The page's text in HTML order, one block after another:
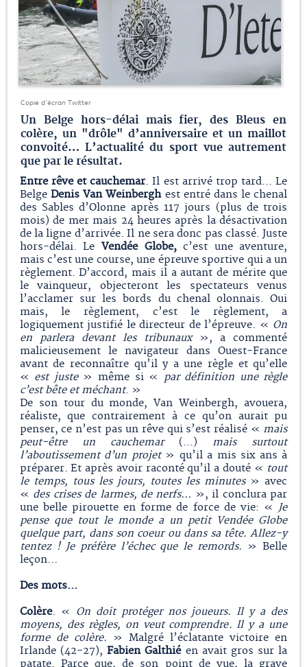
Copie d'écran Twitter
Un Belge hors-délai mais fier, des Bleus en
colère, un "drôle" d’anniversaire et un maillot
convoité… L’actualité du sport vue autrement
que par le résultat.
Entre rêve et cauchemar. Il est arrivé trop tard... Le
Belge Denis Van Weinberghest entré dans le chenal
des Sables d’Olonne après 117 jours (plus de trois
mois) de mer mais 24 heures après la désactivation
de la ligne d’arrivée. Il ne sera donc pas classé. Juste
hors-délai. Le Vendée Globe,c’est une aventure,
mais c’est une course, une épreuve sportive qui a un
règlement. D’accord, mais il a autant de mérite que
le vainqueur, objecteront les spectateurs venus
l’acclamer sur les bords du chenal olonnais. Oui
mais, le règlement, c’est le règlement, a
logiquement justifié le directeur de l’épreuve. « On
en parlera devant les tribunaux», a commenté
malicieusement le navigateur dans Ouest-France
avant de reconnaître qu’il y a une règle et qu’elle
« est juste » même si « par définition une règle
c’est bête et méchant. »
De son tour du monde, Van Weinbergh, avouera,
réaliste, que contrairement à ce qu’on aurait pu
penser, ce n’est pas un rêve qui s’est réalisé « mais
peut-être un cauchemar(…) mais surtout
l’aboutissement d’un projet» qu’il a mis six ans à
préparer. Et après avoir raconté qu’il a douté « tout
le temps, tous les jours, toutes les minutes» avec
« des crises de larmes, de nerfs... », il conclura par
une belle pirouette en forme de force de vie: « Je
pense que tout le monde a un petit Vendée Globe
quelque part, dans son coeur ou dans sa tête. Allez-y
tentez ! Je préfère l’échec que le remords. » Belle
leçon…
Des mots...
Colère. « On doit protéger nos joueurs. Il y a des
moyens, des règles, on veut comprendre. Il y a une
forme de colère. » Malgré l’éclatante victoire en
Irlande (42-27),Fabien Galthiéen avait gros sur la
patate. Parce que, de son point de vue, la grave